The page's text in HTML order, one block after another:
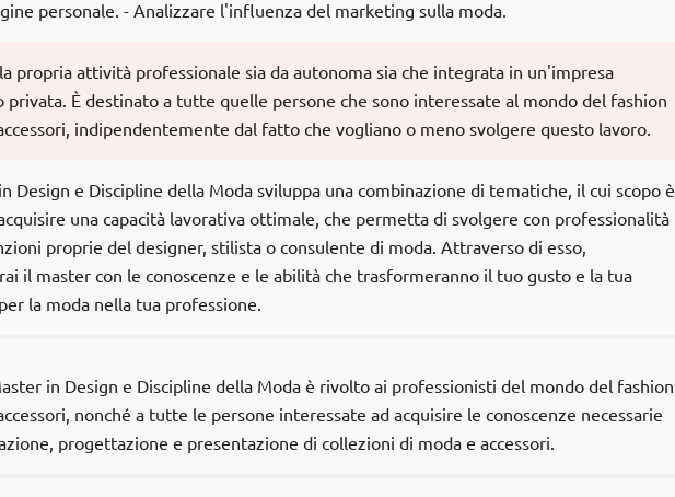
personale. - Analizzare l'influenza del marketing sulla moda.
propria attività professionale sia da autonoma sia che integrata in un'impresa
privata. È destinato a tutte quelle persone che sono interessate al mondo del fashion
indipendentemente dal fatto che vogliano o meno svolgere questo lavoro.
Design e Discipline della Moda sviluppa una combinazione di tematiche, il cui scopo è
una capacità lavorativa ottimale, che permetta di svolgere con professionalità
proprie del designer, stilista o consulente di moda. Attraverso di esso,
il master con le conoscenze e le abilità che trasformeranno il tuo gusto e la tua
la moda nella tua professione.
in Design e Discipline della Moda è rivolto ai professionisti del mondo del fashion
nonché a tutte le persone interessate ad acquisire le conoscenze necessarie
progettazione e presentazione di collezioni di moda e accessori.